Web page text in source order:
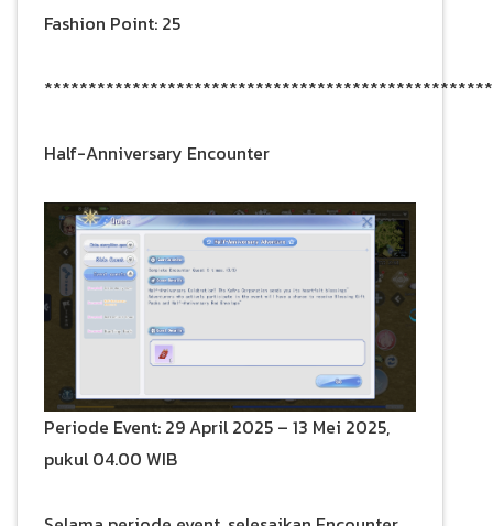
Fashion Point: 25
Half-Anniversary Encounter
Periode Event: 29 April 2025 – 13 Mei 2025,
pukul 04.00 WIB